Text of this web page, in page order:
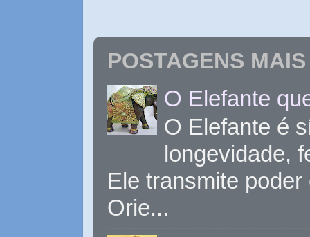
POSTAGENS
O Elefante
O Elefante é
longevidade,
Ele transmite
Orie...